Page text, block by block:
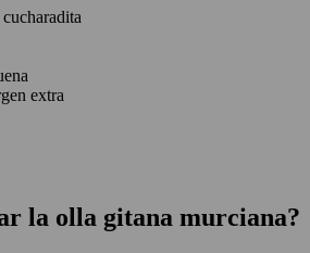
extra
la olla gitana murciana?